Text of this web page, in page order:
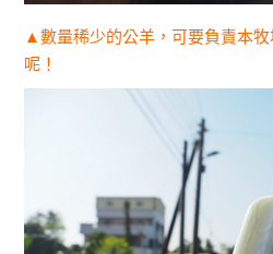
▲數量稀少的公羊，可要負責本
呢！